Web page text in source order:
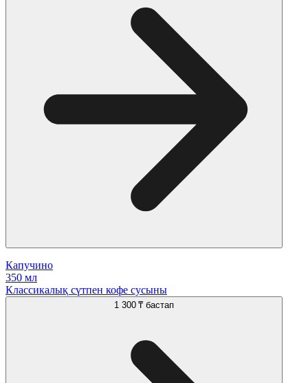
Капучино
350 мл
Классикалық сүтпен кофе сусыны
1 300 ₸ бастап